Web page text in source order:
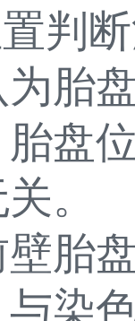
判断
盘
盘
。
盘
染